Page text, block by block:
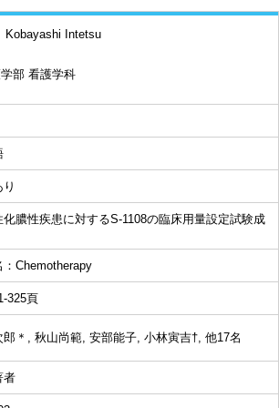
Kobayashi Intetsu
部 看護学科
化膿性疾患に対するS-1108の臨床用量設定試験成
：Chemotherapy
325頁
郎＊, 秋山尚範, 安部能子, 小林寅吉†, 他17名
者